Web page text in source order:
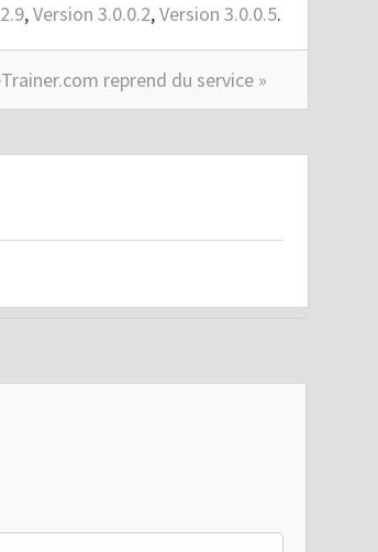
,Version 3.0.0.2,Version 3.0.0.5.
reprend du service »